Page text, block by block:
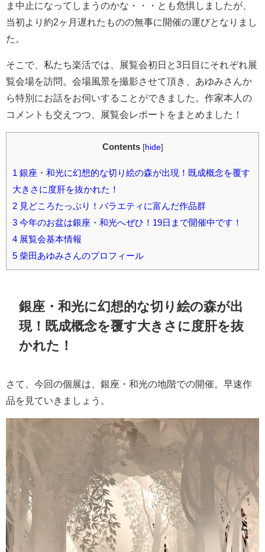
ま中止になってしまうのかな・・・とも危惧しましたが、
当初より約2ヶ月遅れたものの無事に開催の運びとなりまし
た。
そこで、私たち楽活では、展覧会初日と3日目にそれぞれ展
覧会場を訪問。会場風景を撮影させて頂き、あゆみさんか
ら特別にお話をお伺いすることができました。作家本人の
コメントも交えつつ、展覧会レポートをまとめました！
Contents [hide]
1 銀座・和光に幻想的な切り絵の森が出現！既成概念を覆す
大きさに度肝を抜かれた！
2 見どころたっぷり！バラエティに富んだ作品群
3 今年のお盆は銀座・和光へぜひ！19日まで開催中です！
4 展覧会基本情報
5 柴田あゆみさんのプロフィール
銀座・和光に幻想的な切り絵の森が出
現！既成概念を覆す大きさに度肝を抜
かれた！
さて、今回の個展は、銀座・和光の地階での開催。早速作
品を見ていきましょう。